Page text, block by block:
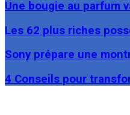
Une bougie au parfum
Les 62 plus riches
Sony prépare une
4 Conseils pour